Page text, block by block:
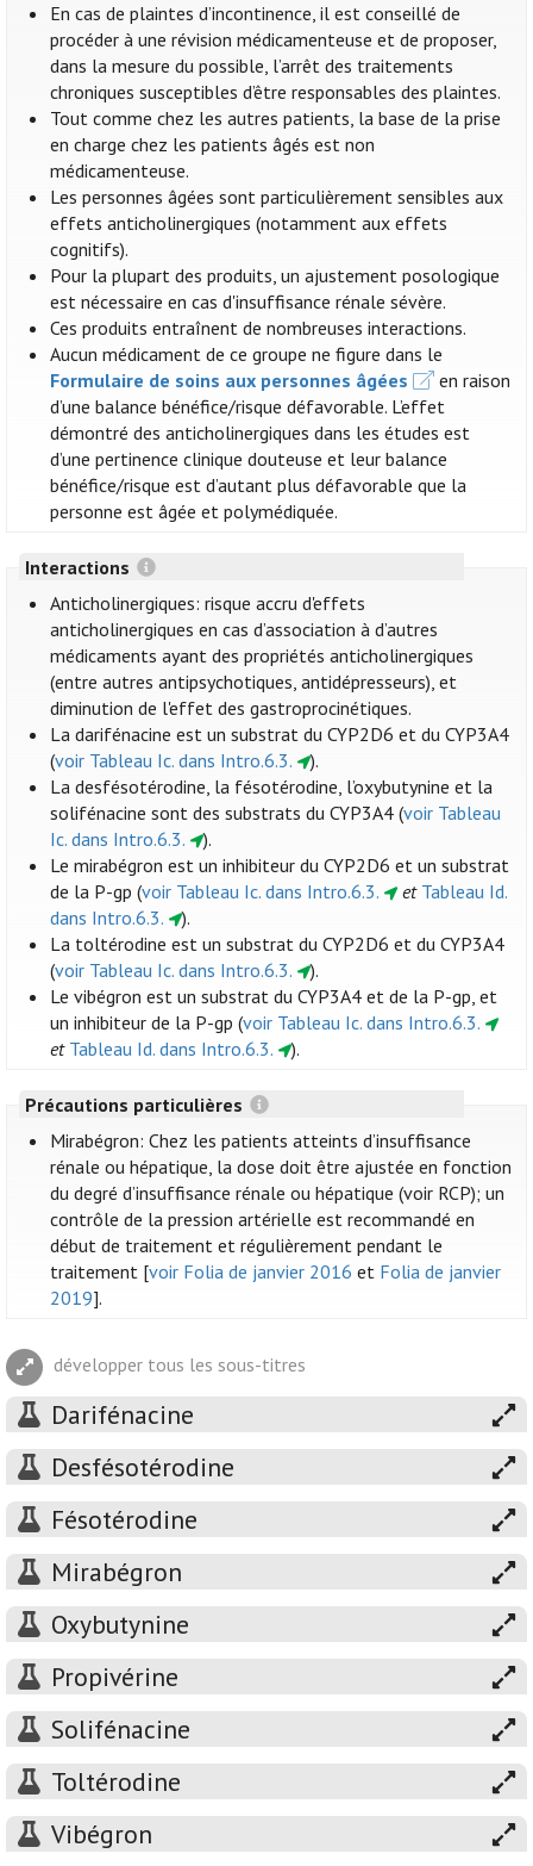
En cas de plaintes d’incontinence, il est conseillé de
procéder à une révision médicamenteuse et de proposer,
dans la mesure du possible, l’arrêt des traitements
chroniques susceptibles d’être responsables des plaintes.
Tout comme chez les autres patients, la base de la prise
en charge chez les patients âgés est non
médicamenteuse.
Les personnes âgées sont particulièrement sensibles aux
effets anticholinergiques (notamment aux effets
cognitifs).
Pour la plupart des produits, un ajustement posologique
est nécessaire en cas d'insuffisance rénale sévère.
Ces produits entraînent de nombreuses interactions.
Aucun médicament de ce groupe ne figure dans le
Formulaire de soins aux personnes âgées
en raison
d’une balance bénéfice/risque défavorable. L’effet
démontré des anticholinergiques dans les études est
d’une pertinence clinique douteuse et leur balance
bénéfice/risque est d’autant plus défavorable que la
personne est âgée et polymédiquée.
Interactions
Anticholinergiques: risque accru d'effets
anticholinergiques en cas d’association à d’autres
médicaments ayant des propriétés anticholinergiques
(entre autres antipsychotiques, antidépresseurs), et
diminution de l'effet des gastroprocinétiques.
La darifénacine est un substrat du CYP2D6 et du CYP3A4
(voir Tableau Ic. dans Intro.6.3.
).
La desfésotérodine, la fésotérodine, l’oxybutynine et la
solifénacine sont des substrats du CYP3A4 (voir Tableau
Ic. dans Intro.6.3.
).
Le mirabégron est un inhibiteur du CYP2D6 et un substrat
de la P-gp (voir Tableau Ic. dans Intro.6.3. et Tableau Id.
dans Intro.6.3.
).
La toltérodine est un substrat du CYP2D6 et du CYP3A4
(voir Tableau Ic. dans Intro.6.3.
).
Le vibégron est un substrat du CYP3A4 et de la P-gp, et
un inhibiteur de la P-gp (voir Tableau Ic. dans Intro.6.3.
et Tableau Id. dans Intro.6.3. ).
Précautions particulières
Mirabégron: Chez les patients atteints d’insuffisance
rénale ou hépatique, la dose doit être ajustée en fonction
du degré d’insuffisance rénale ou hépatique (voir RCP); un
contrôle de la pression artérielle est recommandé en
début de traitement et régulièrement pendant le
traitement [voir Folia de janvier 2016 et Folia de janvier
2019].
développer tous les sous-titres
Darifénacine
Desfésotérodine
Fésotérodine
Mirabégron
Oxybutynine
Propivérine
Solifénacine
Toltérodine
Vibégron